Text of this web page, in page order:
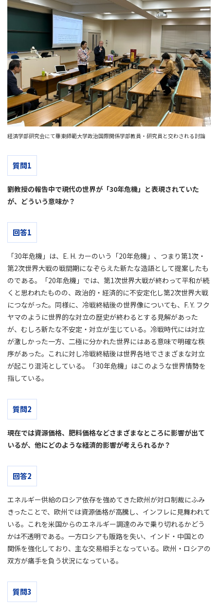
経済学部研究会にて華東師範大学政治国際関係学部教員・研究員と交わされる討論
質問1
劉教授の報告中で現代の世界が「30年危機」と表現されていた
が、どういう意味か？
回答1
「30年危機」は、E. H. カーのいう「20年危機」、つまり第1次・
第2次世界大戦の戦間期になぞらえた新たな造語として提案したも
のである。「20年危機」では、第1次世界大戦が終わって平和が続
くと思われたものの、政治的・経済的に不安定化し第2次世界大戦
につながった。同様に、冷戦終結後の世界像についても、F. Y. フク
ヤマのように世界的な対立の歴史が終わるとする見解があった
が、むしろ新たな不安定・対立が生じている。冷戦時代には対立
が激しかった一方、二極に分かれた世界にはある意味で明確な秩
序があった。これに対し冷戦終結後は世界各地でさまざまな対立
が起こり混沌としている。「30年危機」はこのような世界情勢を
指している。
質問2
現在では資源価格、肥料価格などさまざまなところに影響が出て
いるが、他にどのような経済的影響が考えられるか？
回答2
エネルギー供給のロシア依存を強めてきた欧州が対ロ制裁にふみ
きったことで、欧州では資源価格が高騰し、インフレに見舞われて
いる。これを米国からのエネルギー調達のみで乗り切れるかどう
かは不透明である。一方ロシアも販路を失い、インド・中国との
関係を強化しており、主な交易相手となっている。欧州・ロシアの
双方が痛手を負う状況になっている。
質問3